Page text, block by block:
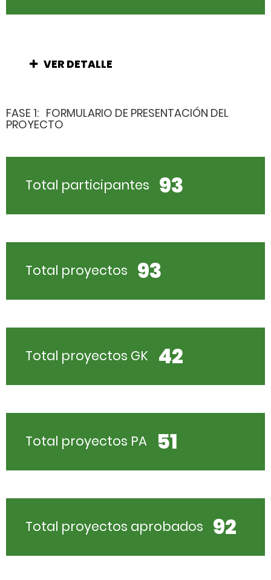
VER DETALLE
FASE 1: FORMULARIO DE PRESENTACIÓN DEL
PROYECTO
Total participantes 93
Total proyectos 93
Total proyectos GK 42
Total proyectos PA 51
Total proyectos aprobados 92